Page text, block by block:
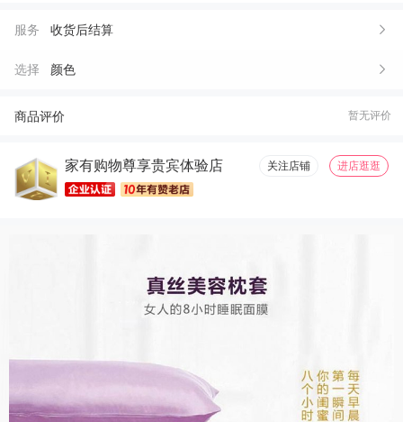
服务 收货后结算
选择 颜色
商品评价 暂无评价
家有购物尊享贵宾体验店 关注店铺 进店逛逛